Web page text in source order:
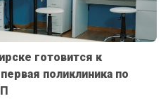
готовится к
поликлиника по